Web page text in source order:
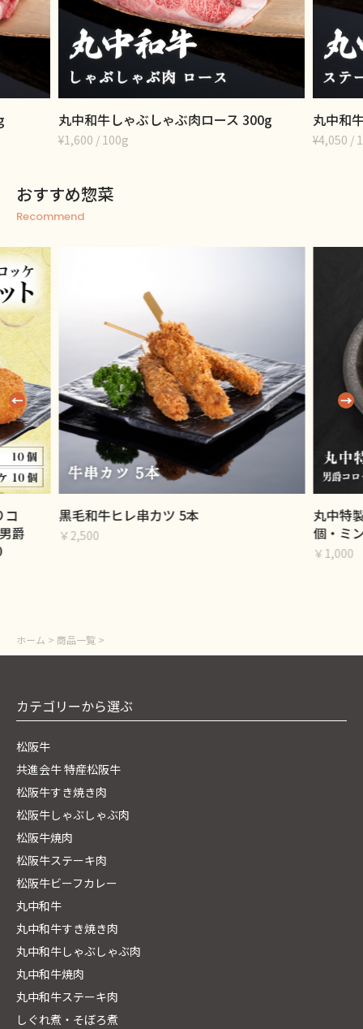
丸中和牛しゃぶしゃぶ肉ロース 300g
¥1,600 / 100g
丸中和
¥4,050 /
おすすめ惣菜
Recommend
コ
爵
黒毛和牛ヒレ串カツ 5本
￥2,500
丸中特
個・ミ
￥1,000
ホーム > 商品一覧 >
カテゴリーから選ぶ
松阪牛
共進会牛 特産松阪牛
松阪牛すき焼き肉
松阪牛しゃぶしゃぶ肉
松阪牛焼肉
松阪牛ステーキ肉
松阪牛ビーフカレー
丸中和牛
丸中和牛すき焼き肉
丸中和牛しゃぶしゃぶ肉
丸中和牛焼肉
丸中和牛ステーキ肉
しぐれ煮・そぼろ煮